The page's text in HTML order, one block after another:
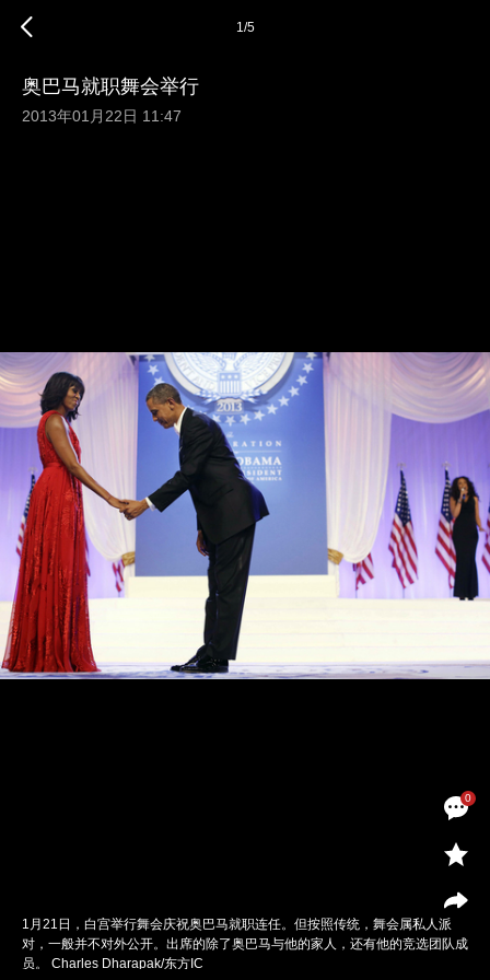
0
1/5
奥巴马就职舞会举行
2013年01月22日 11:47
1月21日，白宫举行舞会庆祝奥巴马就职连任。但按照传统，舞会属私人派
对，一般并不对外公开。出席的除了奥巴马与他的家人，还有他的竞选团队成
员。 Charles Dharapak/东方IC